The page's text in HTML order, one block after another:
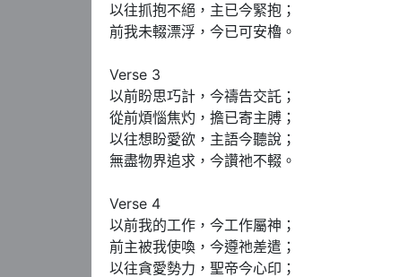
以往抓抱不絕，主已今緊抱；
前我未輟漂浮，今已可安櫓。
Verse 3
以前盼思巧計，今禱告交託；
從前煩惱焦灼，擔已寄主膊；
以往想盼愛欲，主語今聽說；
無盡物界追求，今讚祂不輟。
Verse 4
以前我的工作，今工作屬神；
前主被我使喚，今遵祂差遣；
以往貪愛勢力，聖帝今心印；